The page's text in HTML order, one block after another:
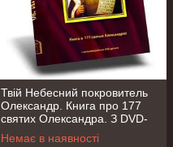
Твій Небесний покровитель
Олександр. Книга про 177
святих Олександра. З DVD-
диском у комплекті
Немає в наявності